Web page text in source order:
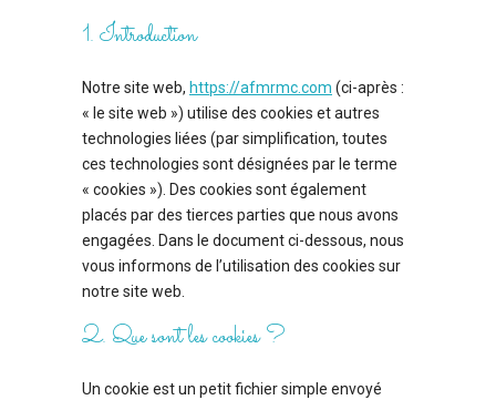
1. Introduction
Notre site web, https://afmrmc.com (ci-après :
« le site web ») utilise des cookies et autres
technologies liées (par simplification, toutes
ces technologies sont désignées par le terme
« cookies »). Des cookies sont également
placés par des tierces parties que nous avons
engagées. Dans le document ci-dessous, nous
vous informons de l’utilisation des cookies sur
notre site web.
2. Que sont les cookies ?
Un cookie est un petit fichier simple envoyé